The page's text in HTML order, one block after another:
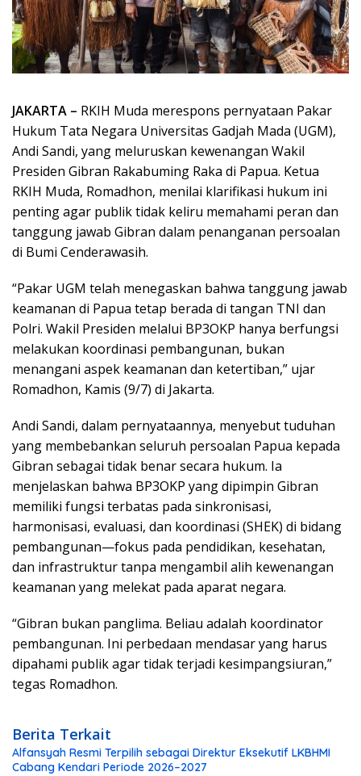
JAKARTA – RKIH Muda merespons pernyataan Pakar
Hukum Tata Negara Universitas Gadjah Mada (UGM),
Andi Sandi, yang meluruskan kewenangan Wakil
Presiden Gibran Rakabuming Raka di Papua. Ketua
RKIH Muda, Romadhon, menilai klarifikasi hukum ini
penting agar publik tidak keliru memahami peran dan
tanggung jawab Gibran dalam penanganan persoalan
di Bumi Cenderawasih.
“Pakar UGM telah menegaskan bahwa tanggung jawab
keamanan di Papua tetap berada di tangan TNI dan
Polri. Wakil Presiden melalui BP3OKP hanya berfungsi
melakukan koordinasi pembangunan, bukan
menangani aspek keamanan dan ketertiban,” ujar
Romadhon, Kamis (9/7) di Jakarta.
Andi Sandi, dalam pernyataannya, menyebut tuduhan
yang membebankan seluruh persoalan Papua kepada
Gibran sebagai tidak benar secara hukum. Ia
menjelaskan bahwa BP3OKP yang dipimpin Gibran
memiliki fungsi terbatas pada sinkronisasi,
harmonisasi, evaluasi, dan koordinasi (SHEK) di bidang
pembangunan—fokus pada pendidikan, kesehatan,
dan infrastruktur tanpa mengambil alih kewenangan
keamanan yang melekat pada aparat negara.
“Gibran bukan panglima. Beliau adalah koordinator
pembangunan. Ini perbedaan mendasar yang harus
dipahami publik agar tidak terjadi kesimpangsiuran,”
tegas Romadhon.
Berita Terkait
Alfansyah Resmi Terpilih sebagai Direktur Eksekutif LKBHMI
Cabang Kendari Periode 2026–2027